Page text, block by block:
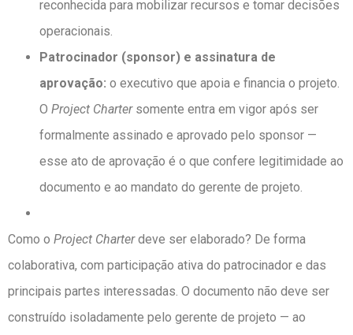
reconhecida para mobilizar recursos e tomar decisões
operacionais.
Patrocinador (sponsor) e assinatura de
aprovação: o executivo que apoia e financia o projeto.
O Project Chartersomente entra em vigor após ser
formalmente assinado e aprovado pelo sponsor —
esse ato de aprovação é o que confere legitimidade ao
documento e ao mandato do gerente de projeto.
Como o Project Charterdeve ser elaborado? De forma
colaborativa, com participação ativa do patrocinador e das
principais partes interessadas. O documento não deve ser
construído isoladamente pelo gerente de projeto — ao